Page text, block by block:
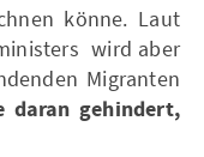
könne. Laut
wird aber
Migranten
daran gehindert,